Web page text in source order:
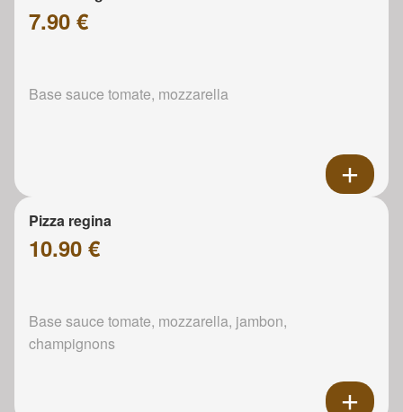
7.90 €
Base sauce tomate, mozzarella
Pizza regina
10.90 €
Base sauce tomate, mozzarella, jambon,
champignons